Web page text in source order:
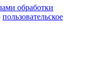
обработки
пользовательское